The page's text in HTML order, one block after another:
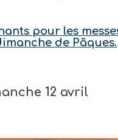
pour les
de Pâques.
12 avril